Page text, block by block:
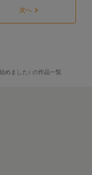
次へ
めました♪ の作品一覧